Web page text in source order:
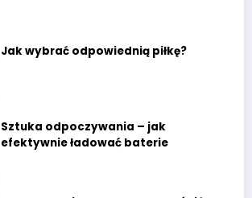
Jak wybrać odpowiednią piłkę?
Sztuka odpoczywania – jak
efektywnie ładować baterie